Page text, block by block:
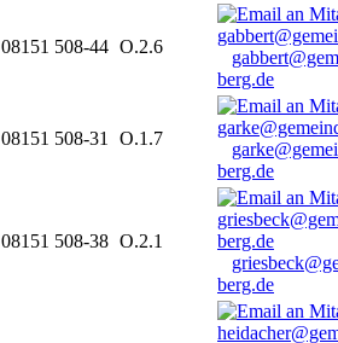
08151 508-44 O.2.6
berg.de
08151 508-31 O.1.7
berg.de
08151 508-38 O.2.1
berg.de